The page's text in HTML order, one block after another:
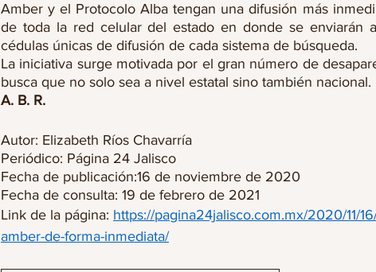
Amber y el Protocolo Alba tengan una difusión más
de toda la red celular del estado en donde se enviarán
cédulas únicas de difusión de cada sistema de búsqueda.
La iniciativa surge motivada por el gran número de
busca que no solo sea a nivel estatal sino también nacional.
A. B. R.
Autor: Elizabeth Ríos Chavarría
Periódico: Página 24 Jalisco
Fecha de publicación:16 de noviembre de 2020
Fecha de consulta: 19 de febrero de 2021
Link de la página: https://pagina24jalisco.com.mx/2020/11/
amber-de-forma-inmediata/